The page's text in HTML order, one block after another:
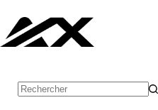
contenu